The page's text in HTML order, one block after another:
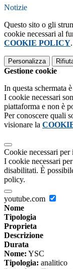
Notizie
Questo sito o gli
cookie necessari al
COOKIE POLICY.
Personalizza
Gestione cookie
In questa schermata
I cookie necessari
piattaforma e non è
Per conoscere quali
visionare la
Cookie necessari
I cookie necessari
disabilitati. È
policy.
youtube.com
Nome
Tipologia
Proprieta
Descrizione
Durata
Nome: YSC
Tipologia: analitico